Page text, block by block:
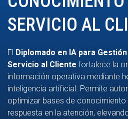
SERVICIO AL
El Diplomado en IA para
Servicio al Cliente fortalece la
información operativa mediante
inteligencia artificial. Permite
optimizar bases de
respuesta en la atención,